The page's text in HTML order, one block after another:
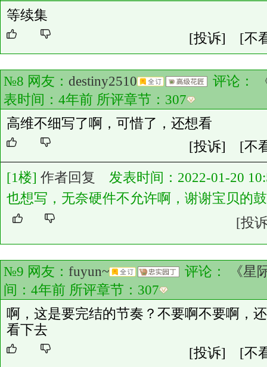
等续集
[投诉]
[不
№8 网友： destiny2510 评论：
表时间：4年前 所评章节： 307
高维不细写了啊，可惜了，还想看
[投诉]
[不
[1楼] 作者回复
发表时间：2022-01-20
也想写，无奈硬件不允许啊，谢谢宝贝的
[投
№9 网友： fuyun~ 评论：
《星
间：4年前 所评章节： 307
啊，这是要完结的节奏？不要啊不要啊，
看下去
[投诉]
[不